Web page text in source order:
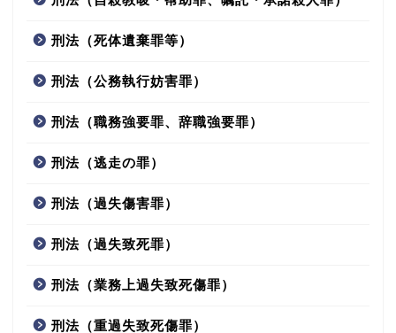
刑法（死体遺棄罪等）
刑法（公務執行妨害罪）
刑法（職務強要罪、辞職強要罪）
刑法（逃走の罪）
刑法（過失傷害罪）
刑法（過失致死罪）
刑法（業務上過失致死傷罪）
刑法（重過失致死傷罪）